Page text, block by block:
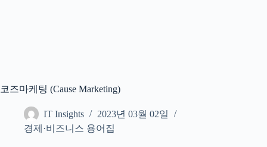
코즈마케팅 (Cause Marketing)
IT Insights
2023년 03월 02일
경제·비즈니스 용어집